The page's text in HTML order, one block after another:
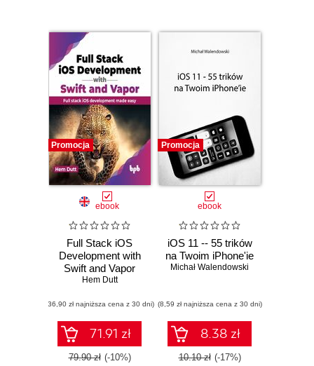
Promocja
ebook
Full Stack iOS
Development with
Swift and Vapor
Hem Dutt
(36,90 zł najniższa cena z 30 dni)
71.91 zł
79.90 zł (-10%)
Promocja
ebook
iOS 11 -- 55 trików
na Twoim iPhone'ie
Michał Walendowski
(8,59 zł najniższa cena z 30 dni)
8.38 zł
10.10 zł (-17%)